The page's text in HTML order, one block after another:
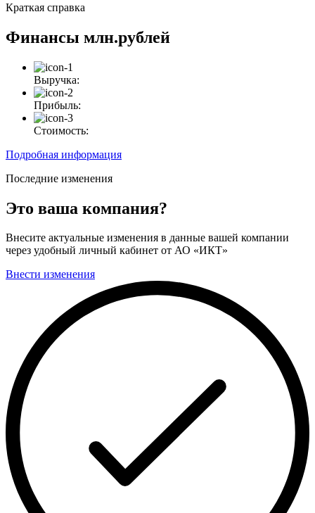
Краткая справка
Финансы млн.рублей
Выручка:
Прибыль:
Стоимость:
Подробная информация
Последние изменения
Это ваша компания?
Внесите актуальные изменения в данные вашей компании
через удобный личный кабинет от АО «ИКТ»
Внести изменения